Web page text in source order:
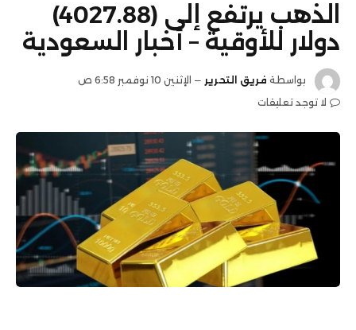
الذهب يرتفع إلى (4027.88)
دولار للأوقية – أخبار السعودية
بواسطة فريق التحرير
الإثنين 10 نوفمبر 6:58 ص
لا توجد تعليقات